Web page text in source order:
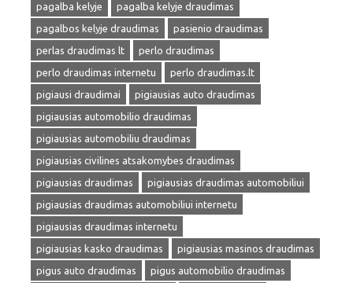
pagalba kelyje
pagalba kelyje draudimas
pagalbos kelyje draudimas
pasienio draudimas
perlas draudimas lt
perlo draudimas
perlo draudimas internetu
perlo draudimas.lt
pigiausi draudimai
pigiausias auto draudimas
pigiausias automobilio draudimas
pigiausias automobiliu draudimas
pigiausias civilines atsakomybes draudimas
pigiausias draudimas
pigiausias draudimas automobiliui
pigiausias draudimas automobiliui internetu
pigiausias draudimas internetu
pigiausias kasko draudimas
pigiausias masinos draudimas
pigus auto draudimas
pigus automobilio draudimas